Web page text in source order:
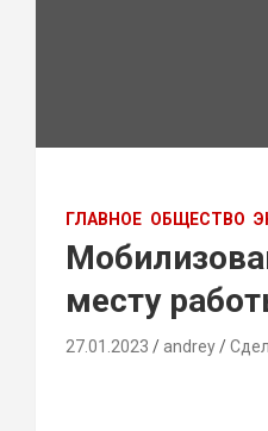
ГЛАВНОЕ ОБЩЕСТВО
месту
27.01.2023 andrey